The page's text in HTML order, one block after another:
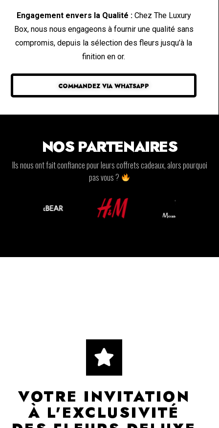
Engagement envers la Qualité :Chez The Luxury
Box, nous nous engageons à fournir une qualité sans
compromis, depuis la sélection des fleurs jusqu’à la
finition en or.
COMMANDEZ VIA WHATSAPP
NOS PARTENAIRES
Ils nous ont fait confiance pour leurs coffrets cadeaux, alors pourquoi
pas vous ?
VOTRE INVITATION
À L'EXCLUSIVITÉ